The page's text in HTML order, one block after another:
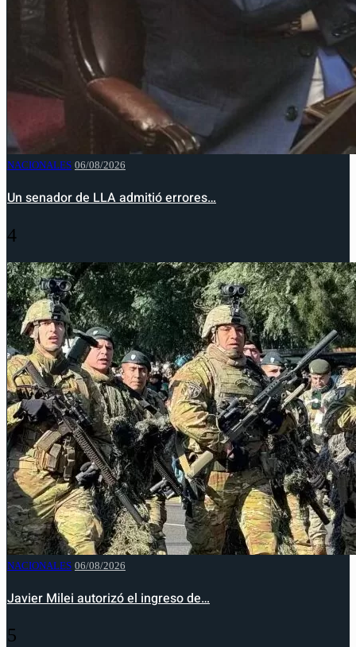
NACIONALES 06/08/2026
Un senador de LLA admitió errores…
4
NACIONALES 06/08/2026
Javier Milei autorizó el ingreso de…
5